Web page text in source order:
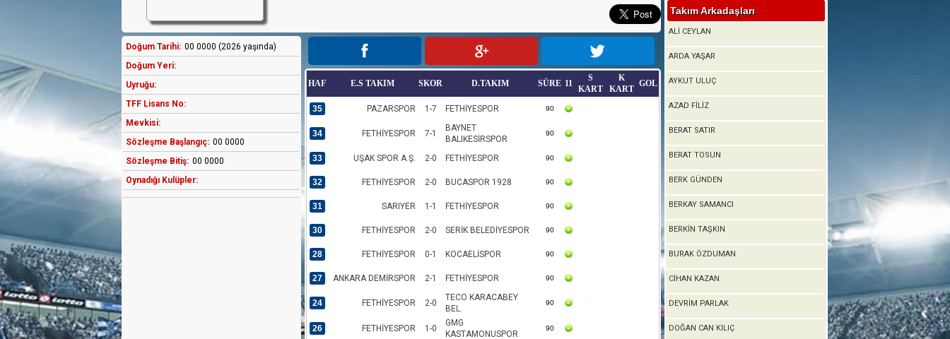
Doğum Tarihi: 00 0000 (2026 yaşında)
Doğum Yeri:
Uyruğu:
TFF Lisans No:
Mevkisi:
Sözleşme Başlangıç: 00 0000
Sözleşme Bitiş: 00 0000
Oynadığı Kulüpler:
HAF E.S TAKIM SKOR D.TAKIM SÜRE 11
S
KART
K
KART
GOL
35 PAZARSPOR 1-7 FETHİYESPOR 90
34 FETHİYESPOR 7-1
BAYNET
BALIKESİRSPOR
90
33 UŞAK SPOR A.Ş. 2-0 FETHİYESPOR 90
32 FETHİYESPOR 2-0 BUCASPOR 1928 90
31 SARIYER 1-1 FETHİYESPOR 90
30 FETHİYESPOR 2-0 SERİK BELEDİYESPOR 90
28 FETHİYESPOR 0-1 KOCAELİSPOR 90
27 ANKARA DEMİRSPOR 2-1 FETHİYESPOR 90
24 FETHİYESPOR 2-0
TECO KARACABEY
BEL.
90
26 FETHİYESPOR 1-0
GMG
KASTAMONUSPOR
90
Takım Arkadaşları
ALİ CEYLAN
ARDA YAŞAR
AYKUT ULUÇ
AZAD FİLİZ
BERAT SATIR
BERAT TOSUN
BERK GÜNDEN
BERKAY SAMANCI
BERKİN TAŞKIN
BURAK ÖZDUMAN
CİHAN KAZAN
DEVRİM PARLAK
DOĞAN CAN KILIÇ